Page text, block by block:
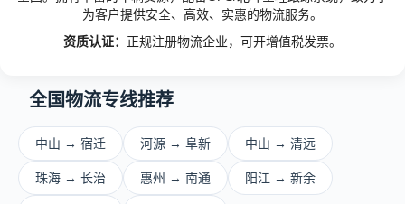
为客户提供安全、高效、实惠的物流服务。
资质认证： 正规注册物流企业，可开增值税发票。
全国物流专线推荐
中山 → 宿迁 河源 → 阜新 中山 → 清远
珠海 → 长治 惠州 → 南通 阳江 → 新余